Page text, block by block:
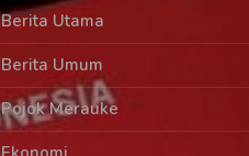
Berita Utama
Berita Umum
Pojok Merauke